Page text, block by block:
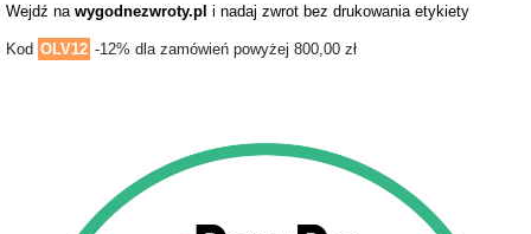
Wejdź na wygodnezwroty.pl i nadaj zwrot bez drukowania etykiety
Kod OLV12 -12% dla zamówień powyżej 800,00 zł